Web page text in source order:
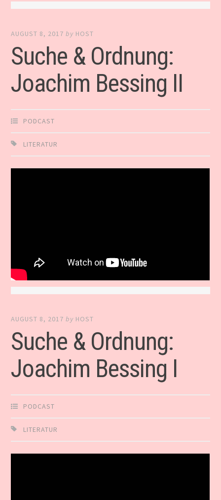
AUGUST 8, 2017 by HOST
Suche & Ordnung:
Joachim Bessing II
PODCAST
LITERATUR
AUGUST 8, 2017 by HOST
Suche & Ordnung:
Joachim Bessing I
PODCAST
LITERATUR